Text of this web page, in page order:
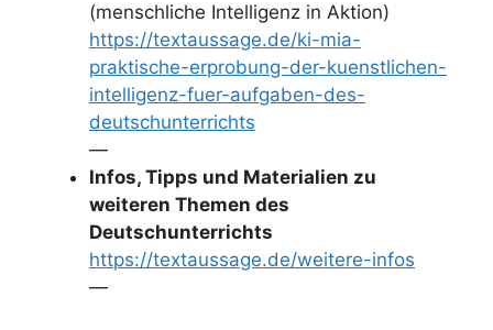
(menschliche Intelligenz in Aktion)
https://textaussage.de/ki-mia-
praktische-erprobung-der-kuenstlichen-
intelligenz-fuer-aufgaben-des-
deutschunterrichts
—
Infos, Tipps und Materialien zu
weiteren Themen des
Deutschunterrichts
https://textaussage.de/weitere-infos
—